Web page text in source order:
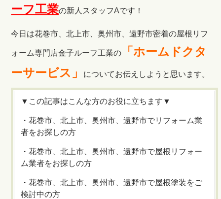
ーフ工業の新人スタッフAです！
今日は花巻市、北上市、奥州市、遠野市密着の屋根リフ
ォーム専門店金子ルーフ工業の
「ホームドクタ
ーサービス」
についてお伝えしようと思います。
▼この記事はこんな方のお役に立ちます▼
・花巻市、北上市、奥州市、遠野市でリフォーム業
者をお探しの方
・花巻市、北上市、奥州市、遠野市で屋根リフォー
ム業者をお探しの方
・花巻市、北上市、奥州市、遠野市で屋根塗装をご
検討中の方